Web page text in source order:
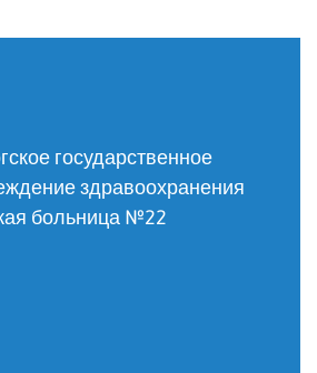
государственное
здравоохранения
больница №22